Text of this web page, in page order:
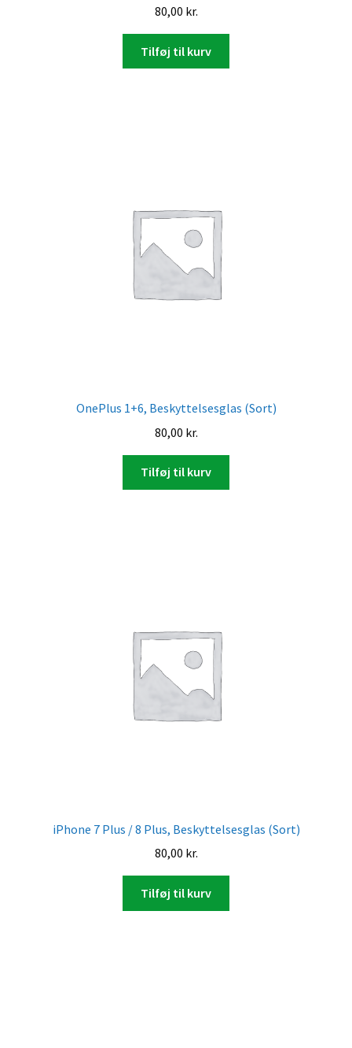
80,00 kr.
Tilføj til kurv
OnePlus 1+6, Beskyttelsesglas (Sort)
80,00 kr.
Tilføj til kurv
iPhone 7 Plus / 8 Plus, Beskyttelsesglas (Sort)
80,00 kr.
Tilføj til kurv